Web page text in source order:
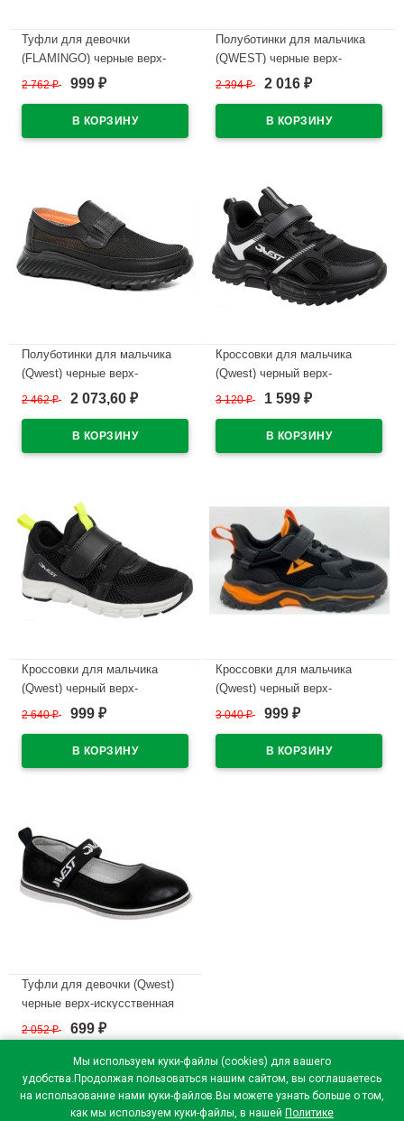
Мы используем куки-файлы (cookies) для вашего
удобства.Продолжая пользоваться нашим сайтом, вы соглашаетесь
на использование нами куки-файлов.Вы можете узнать больше о том,
как мы используем куки-файлы, в нашей Политике
Туфли для девочки
(FLAMINGO) черные верх-
натуральный нубук
размерный ряд 33-38
арт.232T-G6-3868
2 762₽ 999 ₽
Полуботинки для мальчика
(QWEST) черные верх-
искусственная кожа
размерный ряд 33-36 артикул
222T-Z25-3261
2 394₽ 2 016 ₽
Полуботинки для мальчика
(Qwest) черные верх-
искуственная кожа
размерный ряд 32-37
арт.222T-Z1-3187
2 462₽ 2 073,60 ₽
Кроссовки для мальчика
(Qwest) черный верх-
искусственная кожа/текстиль
размерный ряд 31-36 артикул
221K-F1-2971
3 120₽ 1 599 ₽
Кроссовки для мальчика
(Qwest) черный верх-
искусственная кожа/текстиль
размерный ряд 30-35 артикул
221K-Z28-2918
2 640₽ 999 ₽
Кроссовки для мальчика
(Qwest) черный верх-
искусственная кожа
размерный ряд 32-37 артикул
201K-F16-2932 (14)
3 040₽ 999 ₽
Туфли для девочки (Qwest)
черные верх-искусственная
кожа подкладка-натуральная
кожа размерный ряд 32-37
арт.212T-G6-2471
В наличии
2 052₽ 699 ₽